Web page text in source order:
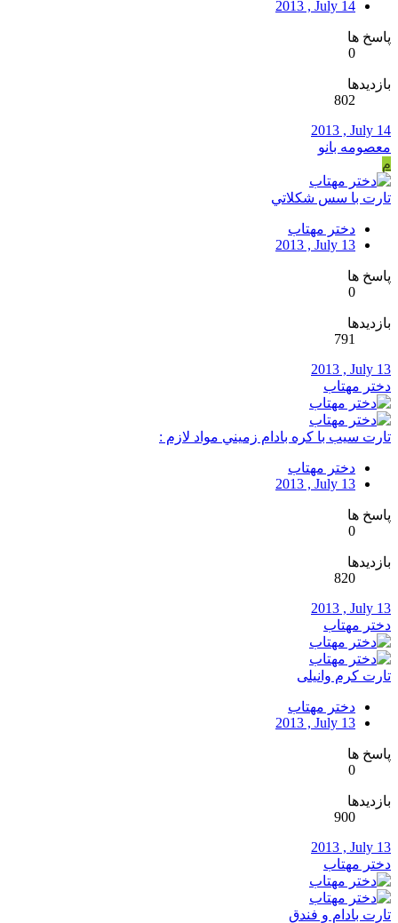
2013 , July 14
پاسخ ها
0
بازدیدها
802
2013 , July 14
معصومه بانو
م
تارت با سس شكلاتي
دختر مهتاب
2013 , July 13
پاسخ ها
0
بازدیدها
791
2013 , July 13
دختر مهتاب
تارت سيب با كره بادام زميني مواد لازم :
دختر مهتاب
2013 , July 13
پاسخ ها
0
بازدیدها
820
2013 , July 13
دختر مهتاب
تارت کرم وانیلی
دختر مهتاب
2013 , July 13
پاسخ ها
0
بازدیدها
900
2013 , July 13
دختر مهتاب
تارت بادام و فندق